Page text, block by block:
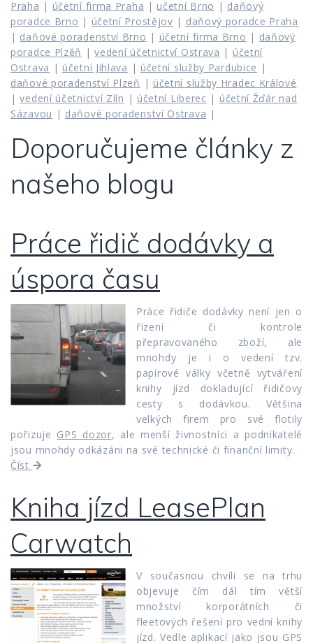
Praha | účetní firma Praha | učetní Brno | daňový
poradce Brno | účetní Prostějov | daňový poradce Praha
| daňové poradenství Brno | účetní firma Brno | daňový
poradce Plzěň |vedení účetnictví Ostrava | účetní
Ostrava | účetní Jihlava | účetní služby Pardubice |
daňové poradenství Plzeň | účetní služby Hradec Králové
|vedení účetnictví Zlín | účetní Liberec | účetní Žďár nad
Sázavou | daňové poradenství Ostrava |
Doporučujeme články z
našeho blogu
Práce řidič dodávky a
úspora času
Práce řidiče dodávky není jen o
řízení či kontrole
přepravovaného zboží, ale
mnohdy je i o vedení tzv.
papírové války včetně vytváření
knihy jízd dokladující řidičovy
cesty s dodávkou. Většina
velkých firem pro své flotily
pořizuje GPS dozor, ale menší živnostníci a podnikatelé
jsou mnohdy odkázáni na své technické či finanční limity.
Číst
Kniha jízd LeasePlan
Carwatch
V současnou chvíli se na trhu
objevuje čím dál tím větší
množství korporátních či
fleetových řešení pro vední knihy
jízd. Vedle aplikací jako jsou GPS